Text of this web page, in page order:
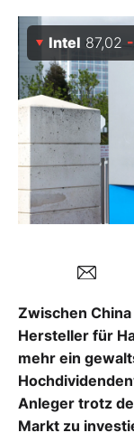
BO-
Experten
Mein B:O
Mein
Folgen Sie uns
Kontakt
Intel 87,02
Zwischen
Hersteller für
mehr ein
Anleger trotz
Markt zu